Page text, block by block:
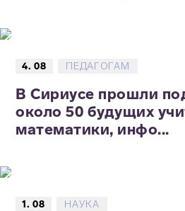
4. 08 ПЕДАГОГАМ
В Сириусе прошли
около 50 будущих
математики, инфо...
1. 08 НАУКА